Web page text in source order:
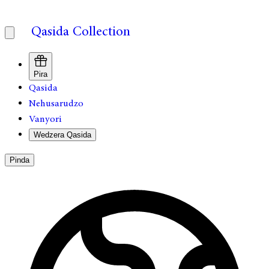
Qasida Collection
Pira
Qasida
Nehusarudzo
Vanyori
Wedzera Qasida
Pinda